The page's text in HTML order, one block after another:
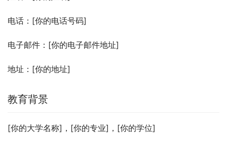
电话：[你的电话号码]
电子邮件：[你的电子邮件地址]
地址：[你的地址]
教育背景
[你的大学名称]，[你的专业]，[你的学位]